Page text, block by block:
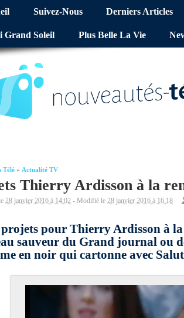
Suivez-Nous Derniers Articles
Grand Soleil Plus Belle La Vie
Télé » Actualité TV
Thierry Ardisson à la
28 janvier 2016 à 14:02 - Modifié le 28 janvier 2016 à 16:18
projets pour Thierry Ardisson à
sauveur du Grand journal ou
en noir qui cartonne avec